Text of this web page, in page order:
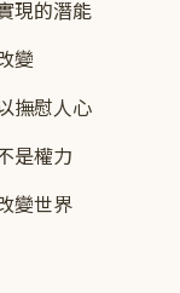
現的潛能
變
撫慰人心
是權力
變世界